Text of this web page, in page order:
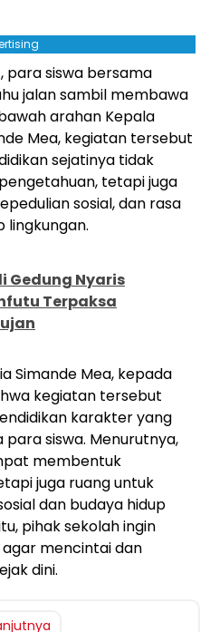
para siswa bersama
jalan sambil membawa
arahan Kepala
Mea, kegiatan tersebut
sejatinya tidak
tetapi juga
sosial, dan rasa
lingkungan.
Gedung Nyaris
Terpaksa
Simande Mea, kepada
kegiatan tersebut
karakter yang
siswa. Menurutnya,
membentuk
juga ruang untuk
dan budaya hidup
pihak sekolah ingin
mencintai dan
dini.